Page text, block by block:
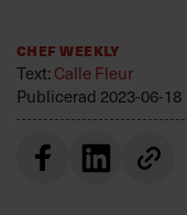
Sök
efter:
Chef Weekly
Text: Calle Fleur
Publicerad 2023-06-18